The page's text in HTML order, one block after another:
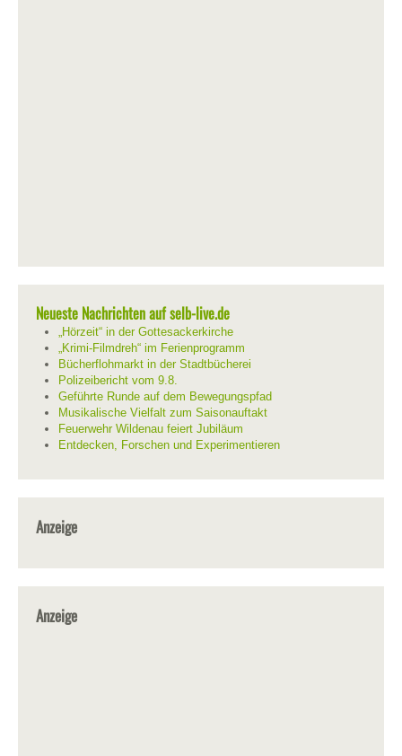
Neueste Nachrichten auf selb-live.de
„Hörzeit“ in der Gottesackerkirche
„Krimi-Filmdreh“ im Ferienprogramm
Bücherflohmarkt in der Stadtbücherei
Polizeibericht vom 9.8.
Geführte Runde auf dem Bewegungspfad
Musikalische Vielfalt zum Saisonauftakt
Feuerwehr Wildenau feiert Jubiläum
Entdecken, Forschen und Experimentieren
Anzeige
Anzeige